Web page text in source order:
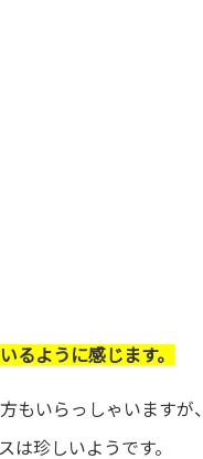
るように感じます。
もいらっしゃいますが、
は珍しいようです。